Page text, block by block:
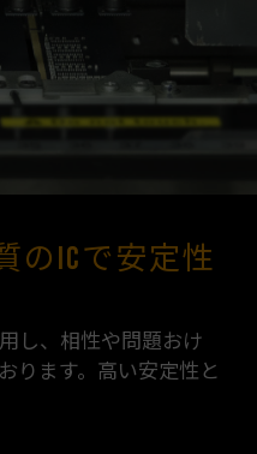
のICで安定性
し、相性や問題おけ
ります。高い安定性と